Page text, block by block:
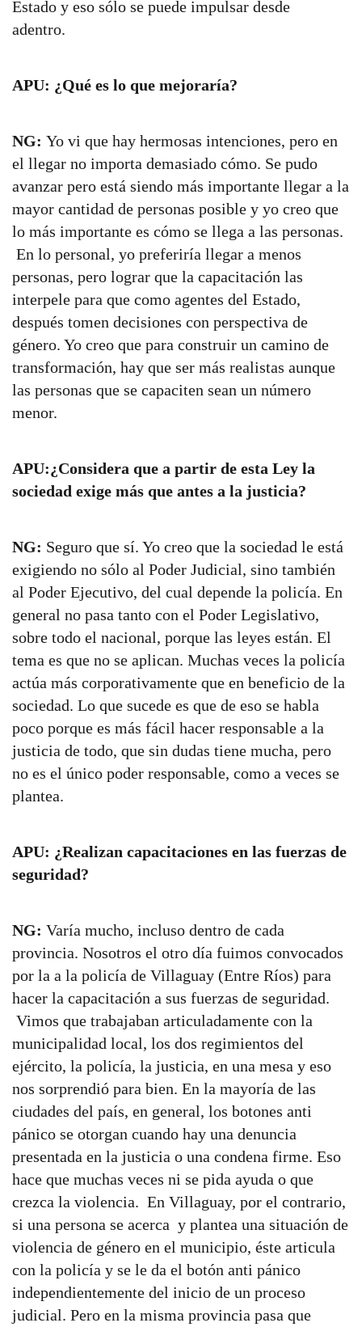
Estado y eso sólo se puede impulsar desde
adentro.
APU: ¿Qué es lo que mejoraría?
NG: Yo vi que hay hermosas intenciones, pero en
el llegar no importa demasiado cómo. Se pudo
avanzar pero está siendo más importante llegar a la
mayor cantidad de personas posible y yo creo que
lo más importante es cómo se llega a las personas.
En lo personal, yo preferiría llegar a menos
personas, pero lograr que la capacitación las
interpele para que como agentes del Estado,
después tomen decisiones con perspectiva de
género. Yo creo que para construir un camino de
transformación, hay que ser más realistas aunque
las personas que se capaciten sean un número
menor.
APU:¿Considera que a partir de esta Ley la
sociedad exige más que antes a la justicia?
NG: Seguro que sí. Yo creo que la sociedad le está
exigiendo no sólo al Poder Judicial, sino también
al Poder Ejecutivo, del cual depende la policía. En
general no pasa tanto con el Poder Legislativo,
sobre todo el nacional, porque las leyes están. El
tema es que no se aplican. Muchas veces la policía
actúa más corporativamente que en beneficio de la
sociedad. Lo que sucede es que de eso se habla
poco porque es más fácil hacer responsable a la
justicia de todo, que sin dudas tiene mucha, pero
no es el único poder responsable, como a veces se
plantea.
APU: ¿Realizan capacitaciones en las fuerzas de
seguridad?
NG: Varía mucho, incluso dentro de cada
provincia. Nosotros el otro día fuimos convocados
por la a la policía de Villaguay (Entre Ríos) para
hacer la capacitación a sus fuerzas de seguridad.
Vimos que trabajaban articuladamente con la
municipalidad local, los dos regimientos del
ejército, la policía, la justicia, en una mesa y eso
nos sorprendió para bien. En la mayoría de las
ciudades del país, en general, los botones anti
pánico se otorgan cuando hay una denuncia
presentada en la justicia o una condena firme. Eso
hace que muchas veces ni se pida ayuda o que
crezca la violencia. En Villaguay, por el contrario,
si una persona se acerca y plantea una situación de
violencia de género en el municipio, éste articula
con la policía y se le da el botón anti pánico
independientemente del inicio de un proceso
judicial. Pero en la misma provincia pasa que